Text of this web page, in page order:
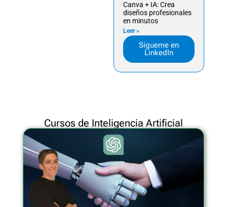
Canva + IA: Crea
diseños profesionales
en minutos
Leer »
Sígueme en
LinkedIn
Cursos de Inteligencia Artificial